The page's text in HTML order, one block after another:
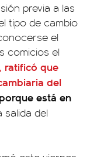
previa a las
tipo de cambio
el
comicios el
, ratificó que
del
está en
salida del